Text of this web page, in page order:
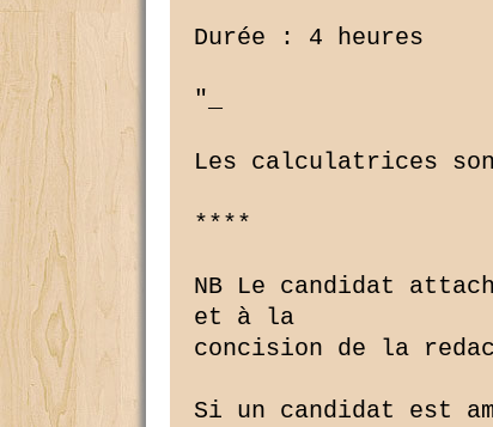
Durée : 4 heures
"_
Les calculatrices
****
NB Le candidat
et à la
concision de la
Si un candidat est